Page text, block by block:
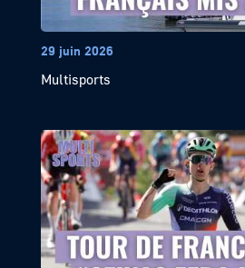
29 juin 2026
Multisports